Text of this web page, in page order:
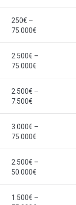
250€ –
75.000€
2.500€ –
75.000€
2.500€ –
7.500€
3.000€ –
75.000€
2.500€ –
50.000€
1.500€ –